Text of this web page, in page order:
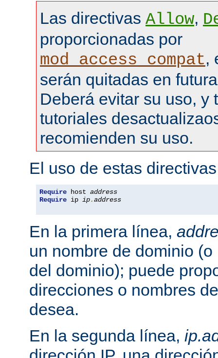
Las directivas Allow,
proporcionadas por
mod_access_compat,
serán quitadas en
Deberá evitar su uso, y
tutoriales
recomienden su uso.
El uso de estas
Require host address
Require ip ip.address
En la primera línea,
un nombre de dominio
del dominio); puede
direcciones o nombres
desea.
En la segunda línea,